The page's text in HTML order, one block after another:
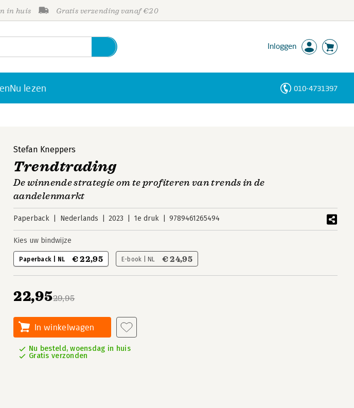
in huis Gratis verzending vanaf €20
Inloggen
Nu lezen 010-4731397
Stefan Kneppers
Trendtrading
De winnende strategie om te profiteren van trends in de
aandelenmarkt
Paperback Nederlands 2023 1e druk 9789461265494
Kies uw bindwijze
Paperback | NL € 22,95 E-book | NL € 24,95
29,95
22,95
In winkelwagen
Nu besteld, woensdag in huis
Gratis verzonden
Personen